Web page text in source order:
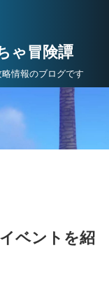
ゃ冒険譚
情報のブログです
ベントを紹